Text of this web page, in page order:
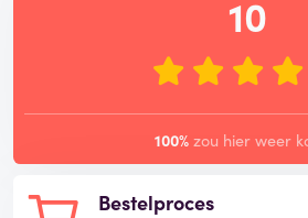
Bestelproces
10
100% zou hier weer